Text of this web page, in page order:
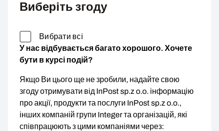
Виберіть згоду
Вибрати всі
У нас відбувається багато хорошого. Хочете
бути в курсі подій?
Якщо Ви цього ще не зробили, надайте свою
згоду отримувати від InPost sp.z o.o. інформацію
про акції, продукти та послуги InPost sp.z o.o.,
інших компаній групи Integer та організацій, які
співпрацюють з цими компаніями через: